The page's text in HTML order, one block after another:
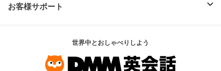
お客様サポート
世界中とおしゃべりしよう